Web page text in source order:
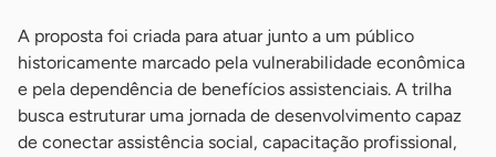
A proposta foi criada para atuar junto a um público
historicamente marcado pela vulnerabilidade econômica
e pela dependência de benefícios assistenciais. A trilha
busca estruturar uma jornada de desenvolvimento capaz
de conectar assistência social, capacitação profissional,